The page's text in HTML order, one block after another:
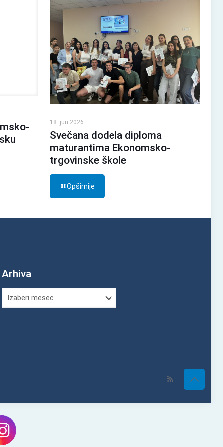
18. jun 2026.
Svečana dodela diploma
maturantima Ekonomsko-
trgovinske škole
Opširnije
Arhiva
Arhiva